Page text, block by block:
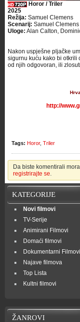
Horor / Triler
2025
Režija: Samuel Clemens
Scenarij: Samuel Clemens
Uloge: Alan Calton,
Nakon uspješne pljačke
sigurnu kuću kako bi otkrili
od njih odgovoran, ili
http://
Tags: Horor, Triler
Da biste komentirali
registrirajte se.
KATEGORIJE
Novi filmovi
TV-Serije
Animirani Filmovi
Domaći filmovi
Dokumentarni Filmovi
Najave filmova
Top Lista
Kultni filmovi
ŽANROVI